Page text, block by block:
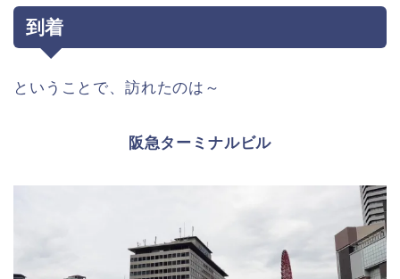
到着
ということで、訪れたのは～
阪急ターミナルビル